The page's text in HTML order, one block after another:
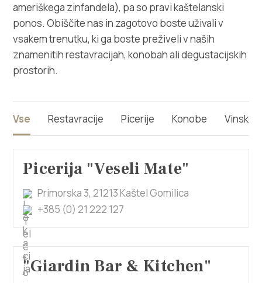
Info
Multimedija
Safe in Dalmatia
+385 21 227 933
info@kastela-info.hr
Villa Nika, Kamberovo šetalište 30,
21216 Kaštel Stari, Hrvatska
ameriškega zinfandela), pa so pravi kaštelanski
ponos. Obiščite nas in zagotovo boste uživali v
vsakem trenutku, ki ga boste preživeli v naših
znamenitih restavracijah, konobah ali degustacijskih
prostorih.
Vse Restavracije Picerije Konobe Vinske
Picerija "Veseli Mate"
Primorska 3, 21213 Kaštel Gomilica
+385 (0) 21 222 127
"Giardin Bar & Kitchen"